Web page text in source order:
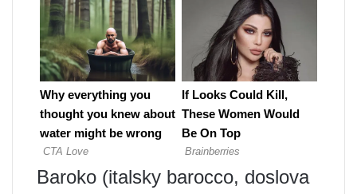
Baroko (italsky barocco, doslova